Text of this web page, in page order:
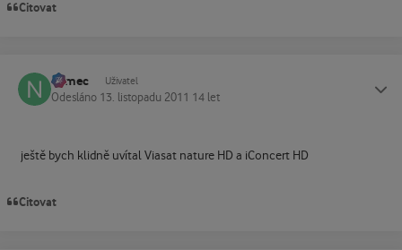
Citovat
namec Uživatel
Odesláno 13. listopadu 2011 14 let
ještě bych klidně uvítal Viasat nature HD a iConcert HD
Citovat